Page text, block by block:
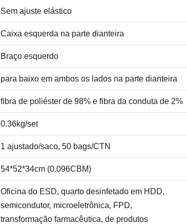
Sem ajuste elástico
Caixa esquerda na parte dianteira
Braço esquerdo
para baixo em ambos os lados na parte dianteira
fibra de poliéster de 98% e fibra da conduta de 2%
0.36kg/set
1 ajustado/saco, 50 bags/CTN
54*52*34cm (0.096CBM)
Oficina do ESD, quarto desinfetado em HDD,
semicondutor, microeletrônica, FPD,
transformação farmacêutica, de produtos